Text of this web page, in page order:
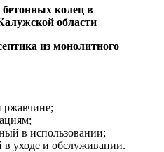
из монолитного
ржавчине;
в использовании;
в уходе и обслуживании.